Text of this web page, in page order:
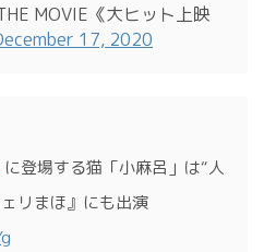
MOVIE《大ヒット上映
17, 2020
に登場する猫「小麻呂」は“人
リまほ』にも出演